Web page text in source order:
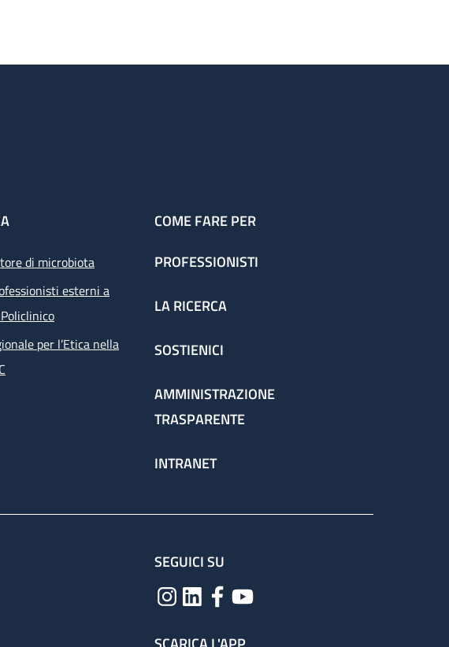
di microbiota
esterni a
per l’Etica nella
COME FARE PER
PROFESSIONISTI
LA RICERCA
SOSTIENICI
AMMINISTRAZIONE
TRASPARENTE
INTRANET
SEGUICI SU